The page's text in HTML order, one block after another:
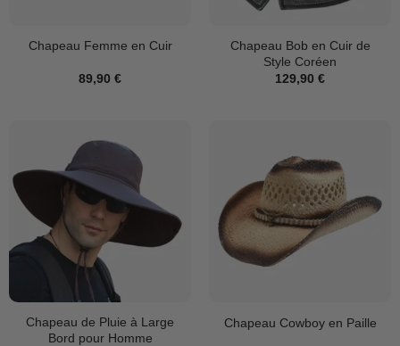
Chapeau Femme en Cuir
89,90 €
Chapeau Bob en Cuir de
Style Coréen
129,90 €
Chapeau de Pluie à Large
Bord pour Homme
Chapeau Cowboy en Paille